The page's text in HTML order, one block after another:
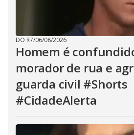
DO R7/06/08/2026
Homem é
morador de rua e
guarda civil #Shorts
#CidadeAlerta